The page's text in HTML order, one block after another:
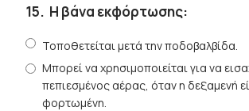
15. Η βάνα εκφόρτωσης:
Τοποθετείται μετά την ποδοβαλβίδα.
Μπορεί να χρησιμοποιείται για να
πεπιεσμένος αέρας, όταν η δεξαμενή
φορτωμένη.